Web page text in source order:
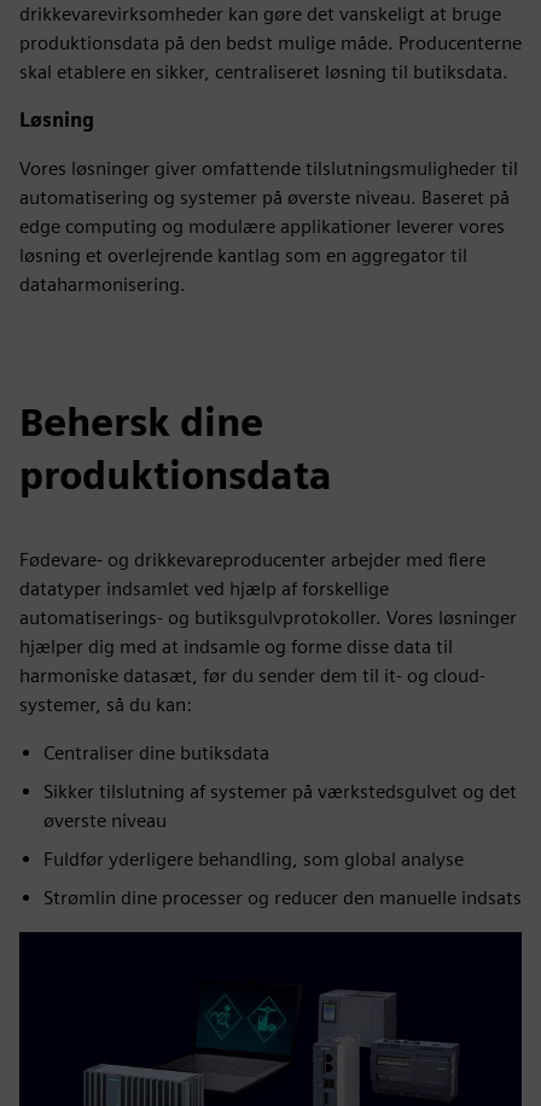
drikkevarevirksomheder kan gøre det vanskeligt at bruge
produktionsdata på den bedst mulige måde. Producenterne
skal etablere en sikker, centraliseret løsning til butiksdata.
Løsning
Vores løsninger giver omfattende tilslutningsmuligheder til
automatisering og systemer på øverste niveau. Baseret på
edge computing og modulære applikationer leverer vores
løsning et overlejrende kantlag som en aggregator til
dataharmonisering.
Behersk dine
produktionsdata
Fødevare- og drikkevareproducenter arbejder med flere
datatyper indsamlet ved hjælp af forskellige
automatiserings- og butiksgulvprotokoller. Vores løsninger
hjælper dig med at indsamle og forme disse data til
harmoniske datasæt, før du sender dem til it- og cloud-
systemer, så du kan:
Centraliser dine butiksdata
Sikker tilslutning af systemer på værkstedsgulvet og det
øverste niveau
Fuldfør yderligere behandling, som global analyse
Strømlin dine processer og reducer den manuelle indsats